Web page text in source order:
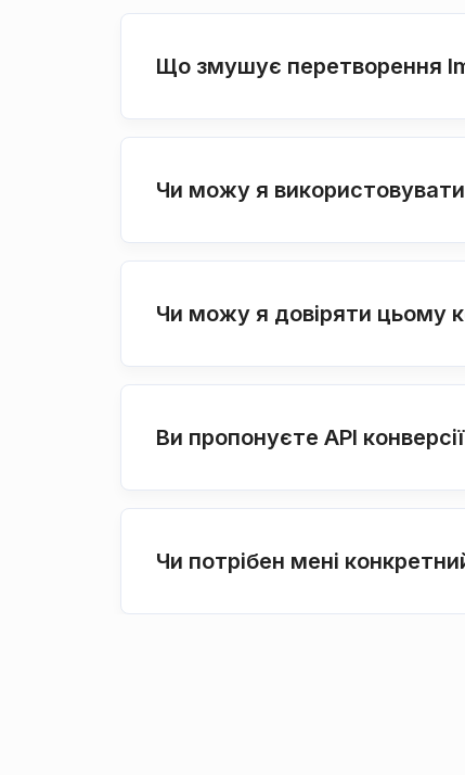
Що змушує перетворення
Чи можу я
Чи можу я довіряти цьому
Ви пропонуєте API
Чи потрібен мені